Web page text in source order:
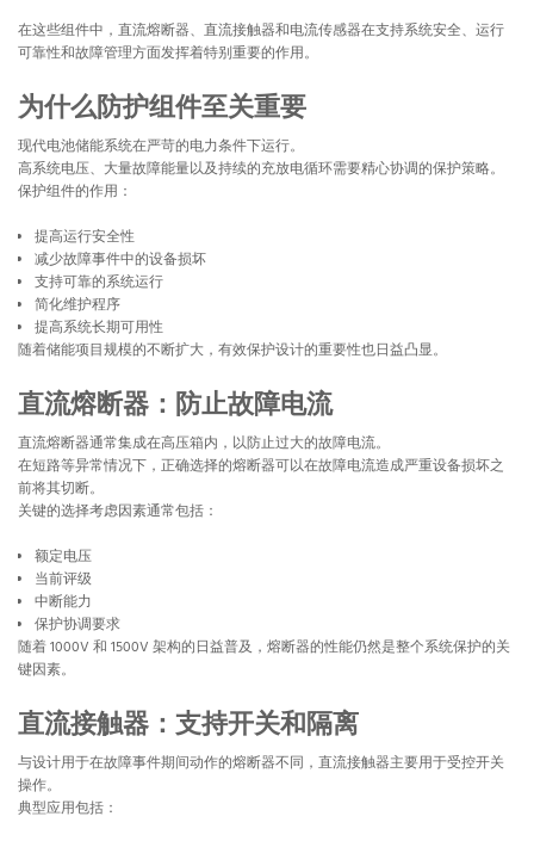
在这些组件中，直流熔断器、直流接触器和电流传感器在支持系统安全、运行
可靠性和故障管理方面发挥着特别重要的作用。
为什么防护组件至关重要
现代电池储能系统在严苛的电力条件下运行。
高系统电压、大量故障能量以及持续的充放电循环需要精心协调的保护策略。
保护组件的作用：
提高运行安全性
减少故障事件中的设备损坏
支持可靠的系统运行
简化维护程序
提高系统长期可用性
随着储能项目规模的不断扩大，有效保护设计的重要性也日益凸显。
直流熔断器：防止故障电流
直流熔断器通常集成在高压箱内，以防止过大的故障电流。
在短路等异常情况下，正确选择的熔断器可以在故障电流造成严重设备损坏之
前将其切断。
关键的选择考虑因素通常包括：
额定电压
当前评级
中断能力
保护协调要求
随着 1000V 和 1500V 架构的日益普及，熔断器的性能仍然是整个系统保护的关
键因素。
直流接触器：支持开关和隔离
与设计用于在故障事件期间动作的熔断器不同，直流接触器主要用于受控开关
操作。
典型应用包括：